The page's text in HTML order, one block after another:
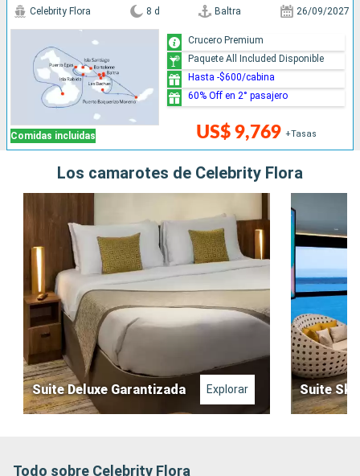
Comidas incluidas
Celebrity Flora 8 d Baltra 26/09/2027
US$ 9,769 +Tasas
Crucero Premium
Paquete All Included Disponible
Hasta -$600/cabina
60% Off en 2° pasajero
Los camarotes de Celebrity Flora
Suite Deluxe Garantizada Explorar Suite
Todo sobre Celebrity Flora